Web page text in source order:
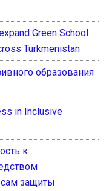
Green School
Turkmenistan
образования
in Inclusive
к
защиты